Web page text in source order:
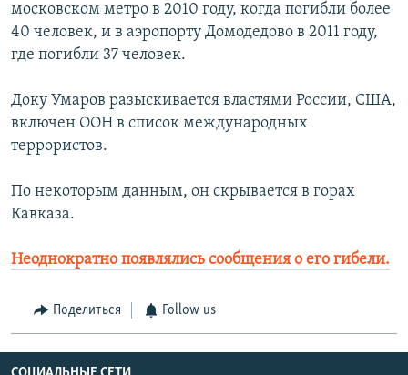
московском метро в 2010 году, когда погибли более
40 человек, и в аэропорту Домодедово в 2011 году,
где погибли 37 человек.
Доку Умаров разыскивается властями России, США,
включен ООН в список международных
террористов.
По некоторым данным, он скрывается в горах
Кавказа.
Неоднократно появлялись сообщения о его гибели.
Поделиться Follow us